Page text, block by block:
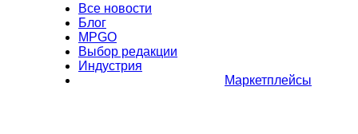
Все новости
Блог
MPGO
Выбор редакции
Индустрия
Маркетплейсы